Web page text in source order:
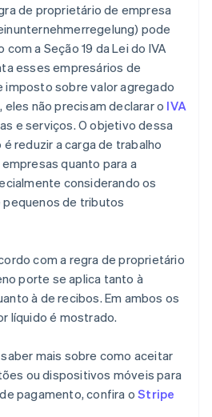
de proprietário de empresa
pode
a Seção 19 da Lei do IVA
esses empresários de
imposto sobre valor agregado
eles não precisam declarar o IVA
e serviços. O objetivo dessa
reduzir a carga de trabalho
quanto para a
considerando os
de tributos
com a regra de proprietário
porte se aplica tanto à
à de recibos. Em ambos os
líquido é mostrado.
mais sobre como aceitar
ou dispositivos móveis para
pagamento, confira oStripe